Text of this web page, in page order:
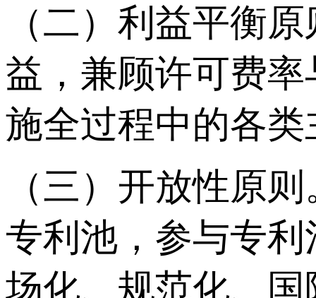
（二）利益平衡
益，兼顾许可费
施全过程中的各
（三）开放性原
专利池，参与专
场化、规范化、